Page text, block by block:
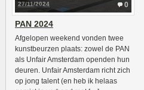
0
27/11/2024
PAN 2024
Afgelopen weekend vonden twee
kunstbeurzen plaats: zowel de PAN
als Unfair Amsterdam openden hun
deuren. Unfair Amsterdam richt zich
op jong talent (en heb ik helaas